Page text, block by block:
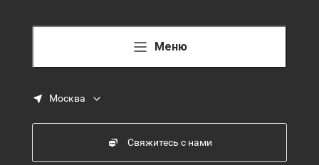
Меню
Москва
Свяжитесь с нами